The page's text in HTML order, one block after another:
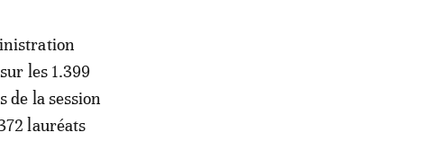
les 1.399
de la session
lauréats